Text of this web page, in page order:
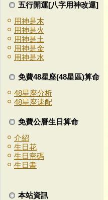
五行開運[八字用神改運]
用神是木
用神是火
用神是土
用神是金
用神是水
免費48星座(48星區)算命
48星座分析
48星座速配
免費公曆生日算命
介紹
生日花
生日密碼
生日書
本站資訊